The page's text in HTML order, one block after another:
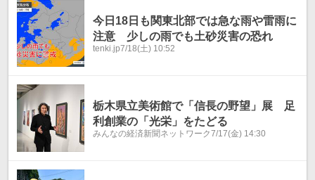
今日18日も関東北部では急な雨や雷雨に
注意 少しの雨でも土砂災害の恐れ
tenki.jp7/18(土) 10:52
栃木県立美術館で「信長の野望」展 足
利創業の「光栄」をたどる
みんなの経済新聞ネットワーク7/17(金) 14:30